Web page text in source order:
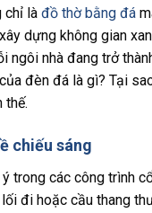
chỉ là đồ thờ bằng đá
dựng không gian
ngôi nhà đang trở
đèn đá là gì? Tại
thế.
chiếu sáng
ý trong các công trình
lối đi hoặc cầu thang